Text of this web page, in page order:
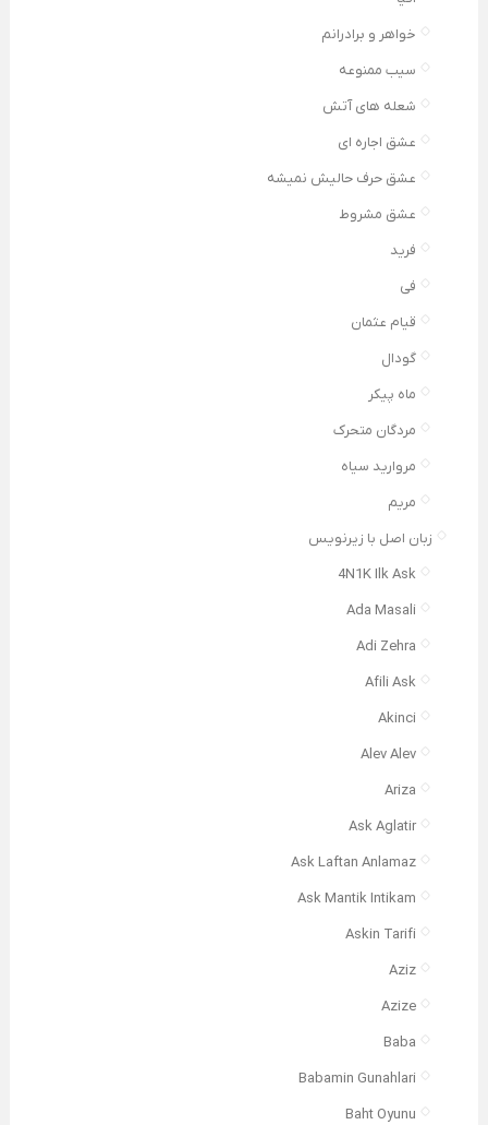
خواهر و برادرانم
سیب ممنوعه
شعله های آتش
عشق اجاره ای
عشق حرف حالیش نمیشه
عشق مشروط
فرید
فی
قیام عثمان
گودال
ماه پیکر
مردگان متحرک
مروارید سیاه
مریم
زبان اصل با زیرنویس
4N1K Ilk Ask
Ada Masali
Adi Zehra
Afili Ask
Akinci
Alev Alev
Ariza
Ask Aglatir
Ask Laftan Anlamaz
Ask Mantik Intikam
Askin Tarifi
Aziz
Azize
Baba
Babamin Gunahlari
Baht Oyunu